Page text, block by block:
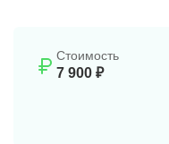
Стоимость
7 900 ₽